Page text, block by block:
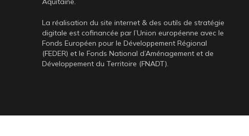
La réalisation du site internet & des outils de stratégie
digitale est cofinancée par l’Union européenne avec le
Fonds Européen pour le Développement Régional
(FEDER) et le Fonds National d’Aménagement et de
Développement du Territoire (FNADT).